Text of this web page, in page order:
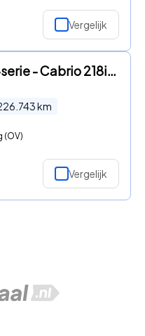
Vergelijk
BMW 2-serie - Cabrio 218i High Executive
km
(OV)
Vergelijk